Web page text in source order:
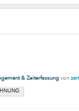
& Zeiterfassung von